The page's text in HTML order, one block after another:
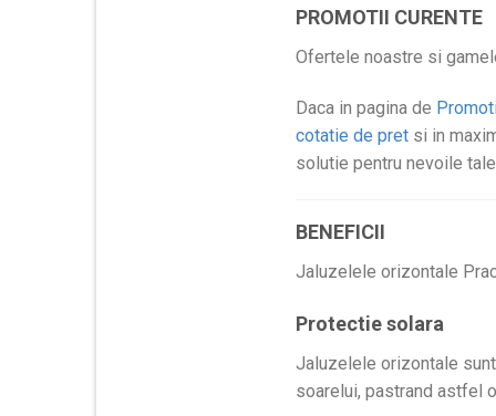
PROMOTII CURENTE
Ofertele noastre si
Daca in pagina de
cotatie de pret si in
solutie pentru nevoile tale.
BENEFICII
Jaluzelele orizontale
Protectie solara
Jaluzelele orizontale
soarelui, pastrand astfel